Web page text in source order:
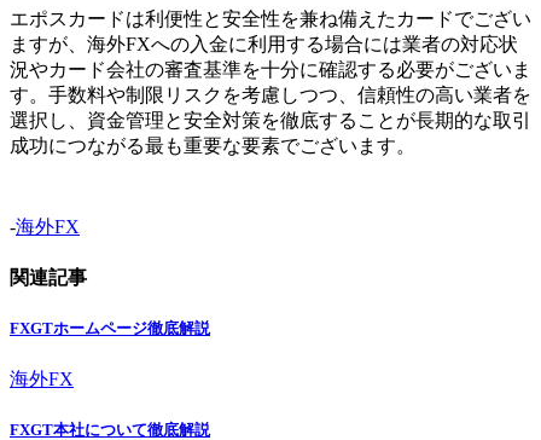
エポスカードは利便性と安全性を兼ね備えたカードでござい
ますが、海外FXへの入金に利用する場合には業者の対応状
況やカード会社の審査基準を十分に確認する必要がございま
す。手数料や制限リスクを考慮しつつ、信頼性の高い業者を
選択し、資金管理と安全対策を徹底することが長期的な取引
成功につながる最も重要な要素でございます。
-海外FX
関連記事
FXGTホームページ徹底解説
海外FX
FXGT本社について徹底解説